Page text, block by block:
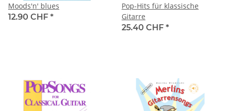
Moods'n' blues
12.90 CHF *
Pop-Hits für klassische
Gitarre
25.40 CHF *